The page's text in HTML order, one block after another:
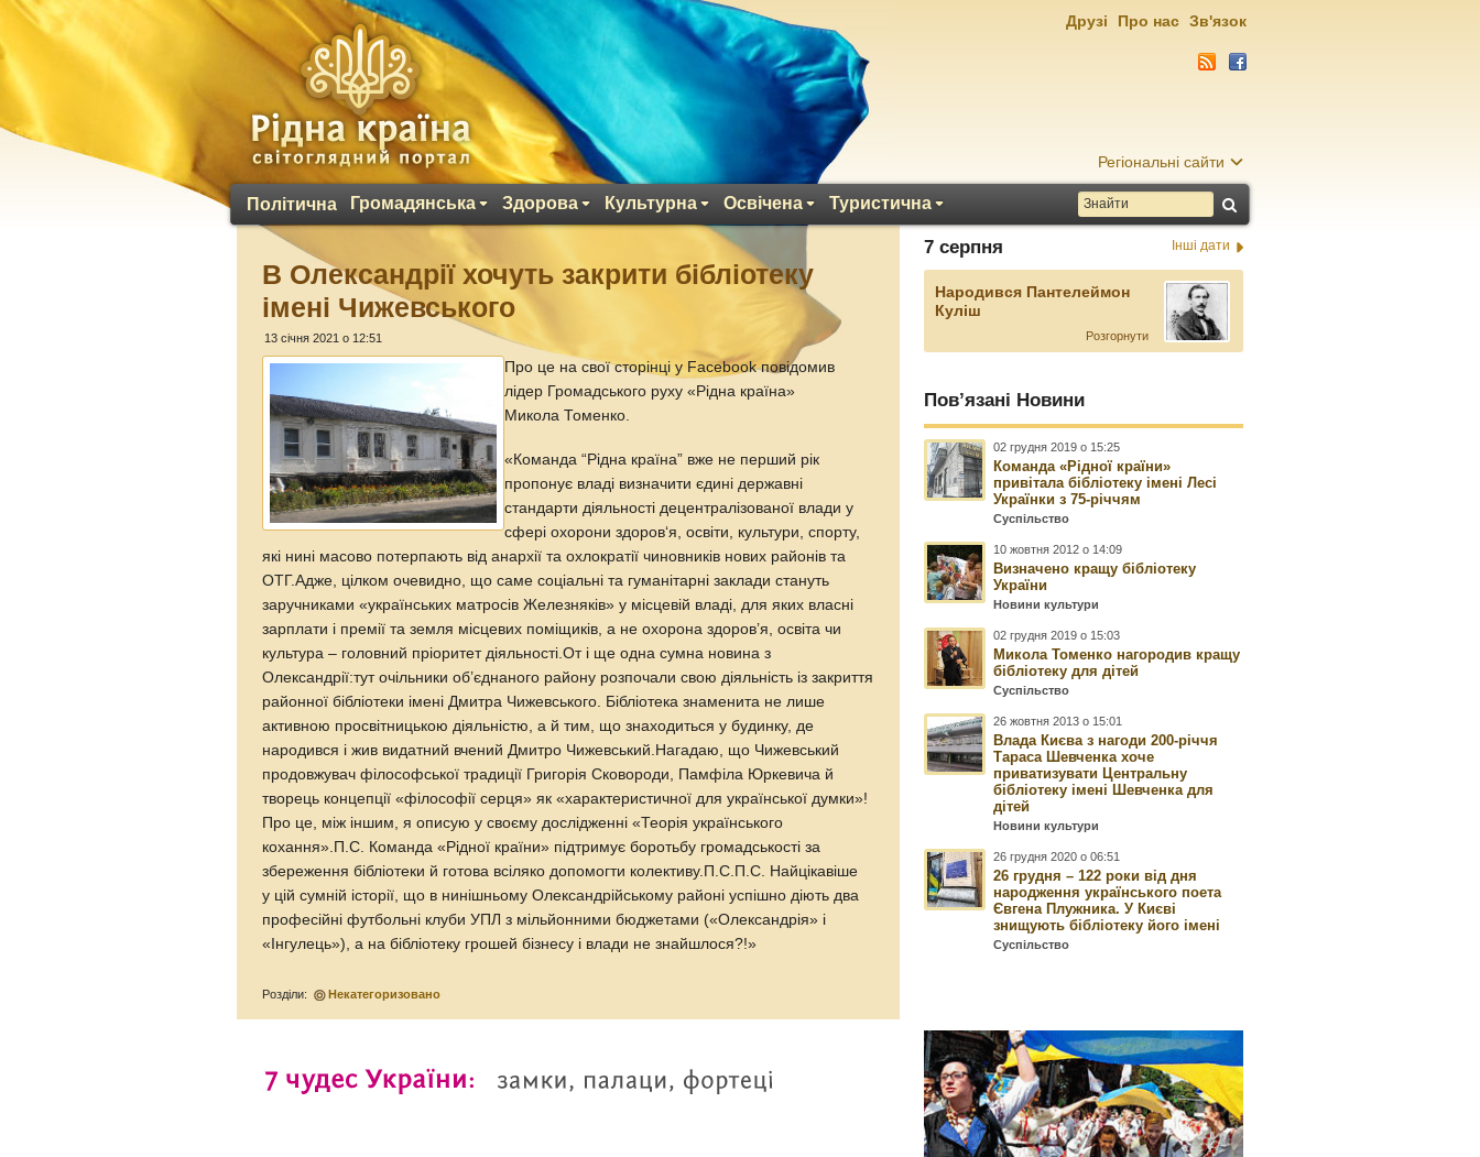
Регіональні сайти
Політична Громадянська Здорова Культурна Освічена Туристична
Друзі Про нас Зв'язок
В Олександрії хочуть закрити бібліотеку
імені Чижевського
13 січня 2021 о 12:51
Про це на свої сторінці у Facebook повідомив
лідер Громадського руху «Рідна країна»
Микола Томенко.
«Команда “Рідна країна” вже не перший рік
пропонує владі визначити єдині державні
стандарти діяльності децентралізованої влади у
сфері охорони здоров‘я, освіти, культури, спорту,
які нині масово потерпають від анархії та охлократії чиновників нових районів та
ОТГ.Адже, цілком очевидно, що саме соціальні та гуманітарні заклади стануть
заручниками «українських матросів Железняків» у місцевій владі, для яких власні
зарплати і премії та земля місцевих поміщиків, а не охорона здоров’я, освіта чи
культура – головний пріоритет діяльності.От і ще одна сумна новина з
Олександрії:тут очільники об’єднаного району розпочали свою діяльність із закриття
районної бібліотеки імені Дмитра Чижевського. Бібліотека знаменита не лише
активною просвітницькою діяльністю, а й тим, що знаходиться у будинку, де
народився і жив видатний вчений Дмитро Чижевський.Нагадаю, що Чижевський
продовжувач філософської традиції Григорія Сковороди, Памфіла Юркевича й
творець концепції «філософії серця» як «характеристичної для української думки»!
Про це, між іншим, я описую у своєму дослідженні «Теорія українського
кохання».П.С. Команда «Рідної країни» підтримує боротьбу громадськості за
збереження бібліотеки й готова всіляко допомогти колективу.П.С.П.С. Найцікавіше
у цій сумній історії, що в нинішньому Олександрійському районі успішно діють два
професійні футбольні клуби УПЛ з мільйонними бюджетами («Олександрія» і
«Інгулець»), а на бібліотеку грошей бізнесу і влади не знайшлося?!»
Розділи: Некатегоризовано
7 серпня Інші дати
Народився Пантелеймон
Куліш
Розгорнути
Пов’язані Новини
02 грудня 2019 о 15:25
Команда «Рідної країни»
привітала бібліотеку імені Лесі
Українки з 75-річчям
Суспільство
10 жовтня 2012 о 14:09
Визначено кращу бібліотеку
України
Новини культури
02 грудня 2019 о 15:03
Микола Томенко нагородив кращу
бібліотеку для дітей
Суспільство
26 жовтня 2013 о 15:01
Влада Києва з нагоди 200-річчя
Тараса Шевченка хоче
приватизувати Центральну
бібліотеку імені Шевченка для
дітей
Новини культури
26 грудня 2020 о 06:51
26 грудня – 122 роки від дня
народження українського поета
Євгена Плужника. У Києві
знищують бібліотеку його імені
Суспільство